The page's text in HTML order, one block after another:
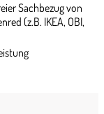
Sachbezug von
(z.B. IKEA, OBI,